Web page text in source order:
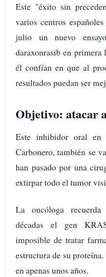
Este "éxito sin
varios centros
julio un nuevo
daraxonrasib en
él confían en que al
resultados puedan ser
Objetivo: atacar
Este inhibidor oral en
Carbonero, también se
han pasado por una
extirpar todo el tumor
La oncóloga
décadas el gen
imposible de tratar
estructura de su
en apenas unos años.